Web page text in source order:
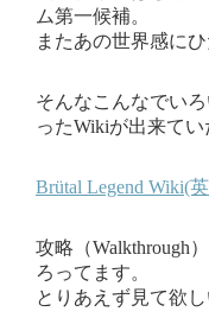
ム第一候補。
またあの世界感にひ
そんなこんなでい
ったWikiが出来てい
Brütal Legend Wiki(
攻略（Walkthrough
ろってます。
とりあえず見て欲